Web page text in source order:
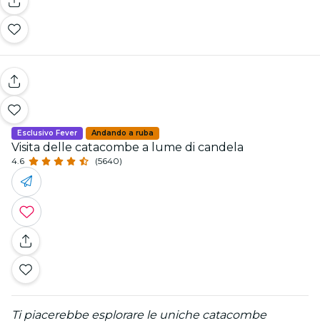
Esclusivo Fever Andando a ruba
Visita delle catacombe a lume di candela
4.6 (5640)
Ti piacerebbe esplorare le uniche catacombe